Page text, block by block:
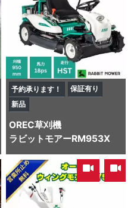
予約承ります！
保証有り
新品
OREC草刈機
ラビットモアーRM953X